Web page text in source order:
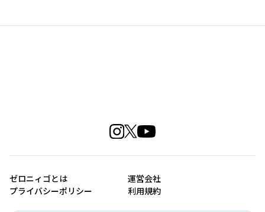
ゼロニィゴとは
運営会社
プライバシーポリシー
利用規約